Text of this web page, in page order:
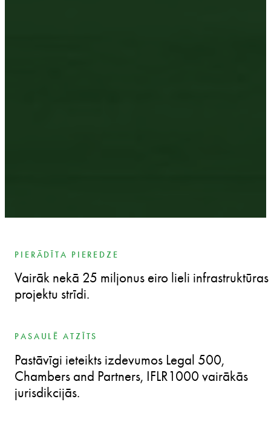
PIERĀDĪTA PIEREDZE
Vairāk nekā 25 miljonus eiro lieli infrastruktūras
projektu strīdi.
PASAULĒ ATZĪTS
Pastāvīgi ieteikts izdevumos Legal 500,
Chambers and Partners, IFLR1000 vairākās
jurisdikcijās.